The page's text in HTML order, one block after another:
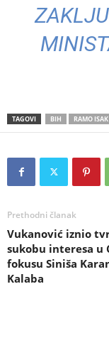
TAGOVI BIH RAMO ISAK
Prethodni članak
Vukanović iznio
sukobu interesa u
fokusu Siniša
Kalaba